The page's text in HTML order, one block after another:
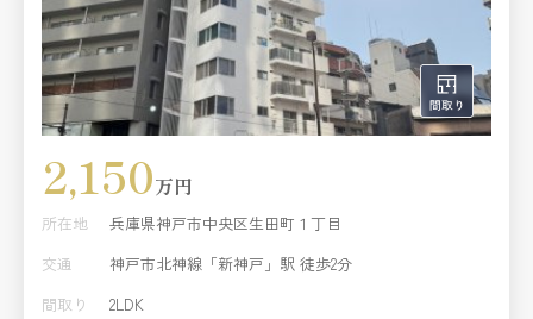
2,150万円
所在地
兵庫県神戸市中央区生田町１丁目
交通
神戸市北神線「新神戸」駅 徒歩2分
間取り
2LDK